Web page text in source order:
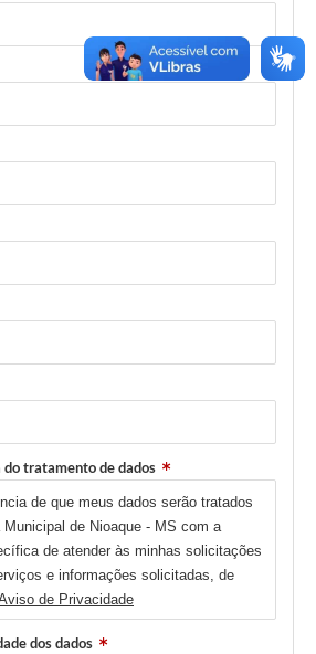
tratamento de dados
de que meus dados serão tratados
Municipal de Nioaque - MS com a
de atender às minhas solicitações
e informações solicitadas, de
de Privacidade
dos dados